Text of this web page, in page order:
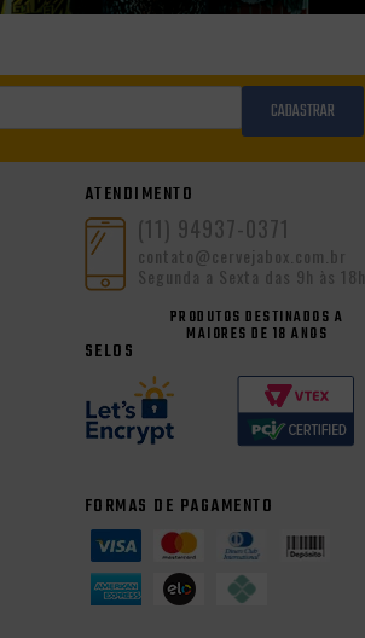
CADASTRAR
ATENDIMENTO
(11) 94937-0371
contato@cervejabox.com.br
Segunda a Sexta das 9h às 18h
PRODUTOS DESTINADOS A
MAIORES DE 18 ANOS
SELOS
FORMAS DE PAGAMENTO